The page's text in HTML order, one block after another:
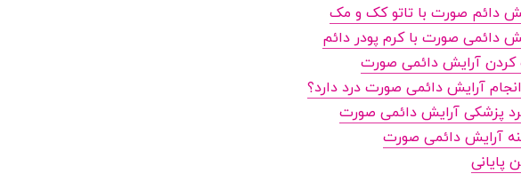
دائم صورت با تاتو کک و مک
دائمی صورت با کرم پودر دائم
کردن آرایش دائمی صورت
آرایش دائمی صورت درد دارد؟
پزشکی آرایش دائمی صورت
آرایش دائمی صورت
پایانی